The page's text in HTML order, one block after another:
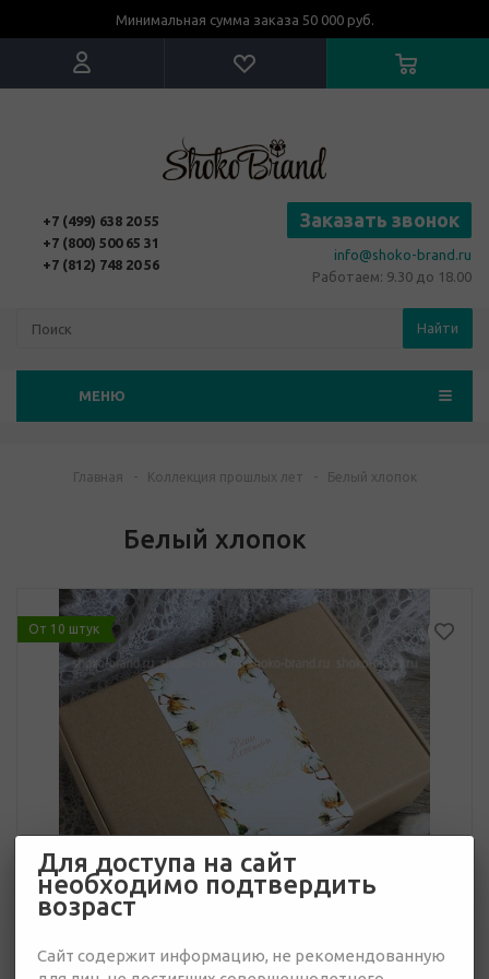
Минимальная сумма заказа 50 000 руб.
+7 (499) 638 20 55
+7 (800) 500 65 31
+7 (812) 748 20 56
Заказать звонок
info@shoko-brand.ru
Работаем: 9.30 до 18.00
Найти
МЕНЮ
Главная - Коллекция прошлых лет - Белый хлопок
Белый хлопок
От 10 штук
Для доступа на сайт
необходимо подтвердить
возраст
Сайт содержит информацию, не рекомендованную